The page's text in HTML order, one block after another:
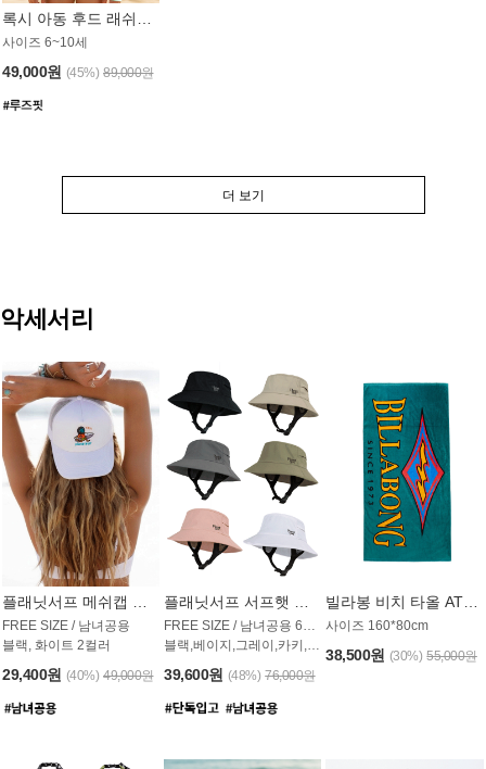
록시 아동 후드 래쉬가드 GT764MRX
사이즈 6~10세
49,000원 (45%) 89,000원
더 보기
악세서리
FREE SIZE / 남녀공용
블랙, 화이트 2컬러
29,400원 (40%) 49,000원
블랙,베이지,그레이,카키,핑크,화이트
39,600원 (48%) 76,000원
사이즈 160*80cm
38,500원 (30%) 55,000원